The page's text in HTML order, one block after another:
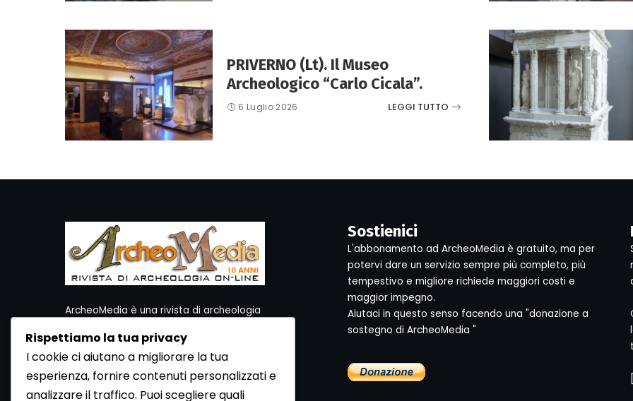
PRIVERNO (Lt). Il Museo
Archeologico “Carlo Cicala”.
6 Luglio 2026 LEGGI TUTTO
ArcheoMedia è una rivista di archeologia
Per contattare la Redazione potete utilizzare i
seguenti recapiti:
Redazione ArcheoMedia c/o Mediares S.c.
Via Gioberti 80/D - 10128 Torino
Sostienici
L'abbonamento ad ArcheoMedia è gratuito, ma per
potervi dare un servizio sempre più completo, più
tempestivo e migliore richiede maggiori costi e
maggior impegno.
Aiutaci in questo senso facendo una "donazione a
sostegno di ArcheoMedia "
[
Rispettiamo la tua privacy
I cookie ci aiutano a migliorare la tua
esperienza, fornire contenuti personalizzati e
analizzare il traffico. Puoi scegliere quali